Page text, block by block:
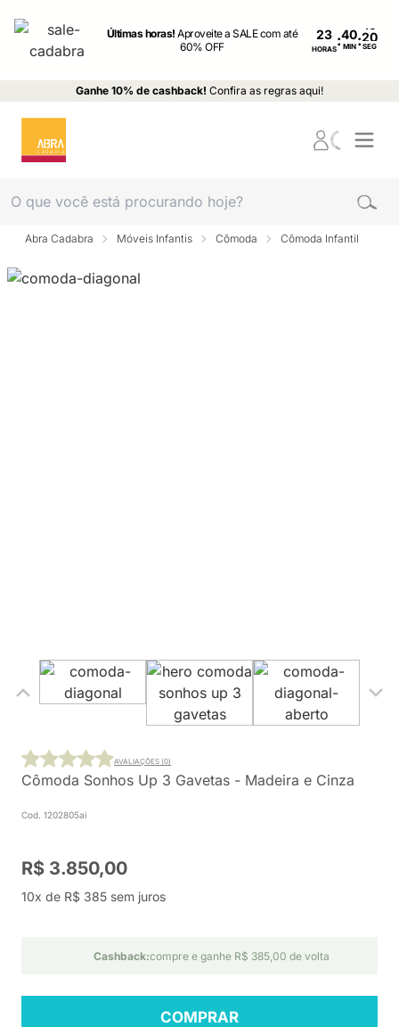
Últimas horas!Aproveite a SALE com até
60% OFF
23
HORAS: MIN : SEG
Ganhe 10% de cashback! Confira as regras aqui!
Abra Cadabra Móveis Infantis Cômoda Cômoda Infantil
Cômoda Sonhos Up 3 Gavetas - Madeira e Cinza
Cod. 1202805ai
AVALIAÇÕES (0)
R$ 3.850,00
10x de R$ 385 sem juros
Cashback:compre e ganhe R$ 385,00 de volta
COMPRAR